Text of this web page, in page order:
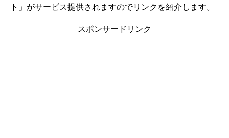
ト」がサービス提供されますのでリンクを紹介します。
スポンサードリンク